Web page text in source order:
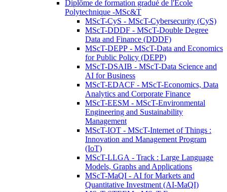
Diplôme de formation gradué de l'Ecole
Polytechnique -MSc&T
MScT-CyS - MScT-Cybersecurity (CyS)
MScT-DDDF - MScT-Double Degree
Data and Finance (DDDF)
MScT-DEPP - MScT-Data and Economics
for Public Policy (DEPP)
MScT-DSAIB - MScT-Data Science and
AI for Business
MScT-EDACF - MScT-Economics, Data
Analytics and Corporate Finance
MScT-EESM - MScT-Environmental
Engineering and Sustainability
Management
MScT-IOT - MScT-Internet of Things :
Innovation and Management Program
(IoT)
MScT-LLGA - Track : Large Language
Models, Graphs and Applications
MScT-MaQI - AI for Markets and
Quantitative Investment (AI-MaQI)